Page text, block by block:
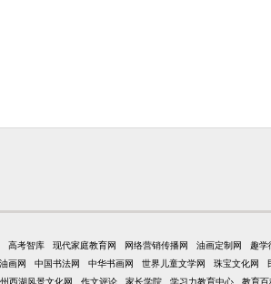
高考智库 现代家庭教育网 网络营销传播网 油画定制网 趣学
画网 中国书法网 中华书画网 世界儿童文学网 珠宝文化网
西湖风景文化网 作文评论 家长学院 学习力教育中心 教育